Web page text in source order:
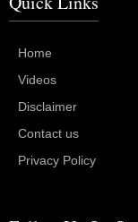
Home
Videos
Disclaimer
Contact us
Privacy Policy